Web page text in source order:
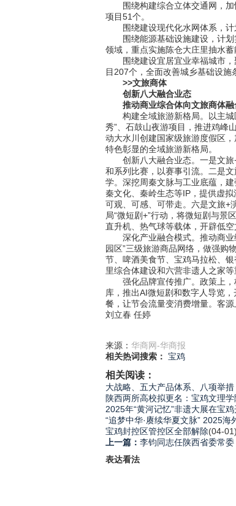
围绕构建综合立体交通网，加
项目51个。
围绕建设现代化水网体系，计
围绕能源基础设施建设，计划
领域，重点实施陈仓大庄里抽水
围绕建设宜居宜业幸福城市，
目207个，全面改善城乡基础设施
>>文旅商体
创新八大融合业态
推动商业综合体向文旅商体融
构建全域旅游新格局。以主城
秀”、石鼓山夜游项目，推进鸡峰
动大水川创建国家级旅游度假区
特色彰显的全域旅游新格局。
创新八大融合业态。一是文旅+
和系列比赛，以赛事引流。二是
学。深挖周秦文脉与工业底蕴，
秦文化、秦岭生态等IP，提供虚
可观、可感、可带走。六是文旅+
局“微短剧+”行动，将微短剧与景
直升机、热气球等载体，开辟低空
深化产业融合模式。推动商业
园区”三级旅游商品网络，做强购
节、啤酒美食节、宝鸡马拉松、
里综合体建设和六营非遗人之家
强化品牌宣传推广。政策上，
库，推出AI微短剧和数字人导览
餐，让节会流量变消费增量。客
刘立春 任婷
来源： 华商网-华商报
相关热词搜索： 宝鸡
相关阅读：
大战略、五大产品体系、八项举
陕西两所高校拟更名：宝鸡文理
2025年“黄河记忆”非遗大展在宝鸡
“追梦中华·赓续华夏文脉” 2025
宝鸡封控区管控区全部解除(04-01)
上一篇： 李钧同志任陕西省委常委
表达看法